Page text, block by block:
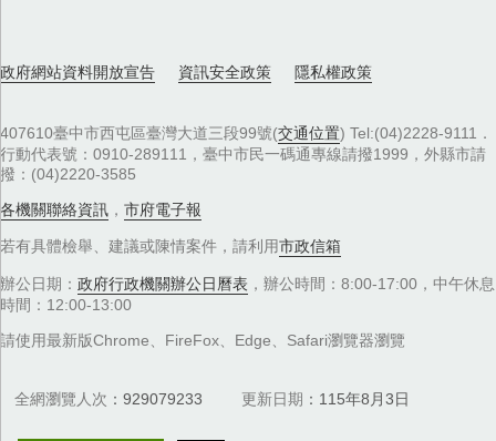
政府網站資料開放宣告 資訊安全政策 隱私權政策
407610臺中市西屯區臺灣大道三段99號(交通位置) Tel:(04)2228-9111．
行動代表號：0910-289111，臺中市民一碼通專線請撥1999，外縣市請
撥：(04)2220-3585
各機關聯絡資訊 ， 市府電子報
若有具體檢舉、建議或陳情案件，請利用市政信箱
辦公日期： 政府行政機關辦公日曆表 ，辦公時間：8:00-17:00，中午休息
時間：12:00-13:00
請使用最新版Chrome、FireFox、Edge、Safari瀏覽器瀏覽
全網瀏覽人次 929079233 更新日期 115年8月3日